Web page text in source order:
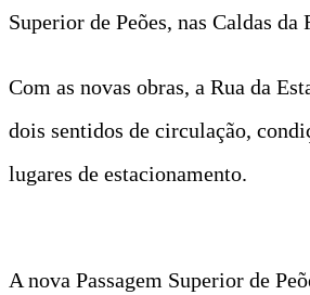
Superior de Peões, nas Caldas da
Com as novas obras, a Rua da
dois sentidos de circulação,
lugares de estacionamento.
A nova Passagem Superior de